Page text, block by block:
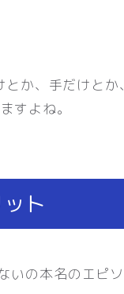
か、手だけとか
すよね。
ト
いの本名のエピ